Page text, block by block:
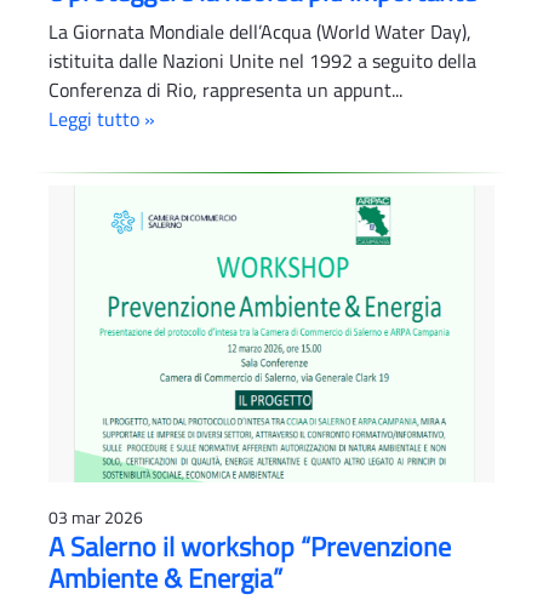
La Giornata Mondiale dell’Acqua (World Water Day),
istituita dalle Nazioni Unite nel 1992 a seguito della
Conferenza di Rio, rappresenta un appunt...
Leggi tutto »
03 mar 2026
A Salerno il workshop “Prevenzione
Ambiente & Energia”